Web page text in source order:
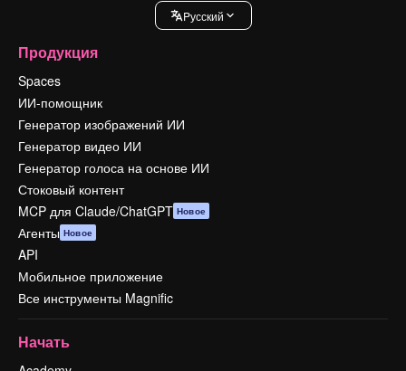
Pусский
Продукция
Spaces
ИИ-помощник
Генератор изображений ИИ
Генератор видео ИИ
Генератор голоса на основе ИИ
Стоковый контент
MCP для Claude/ChatGPT Новое
Агенты Новое
API
Мобильное приложение
Все инструменты Magnific
Начать